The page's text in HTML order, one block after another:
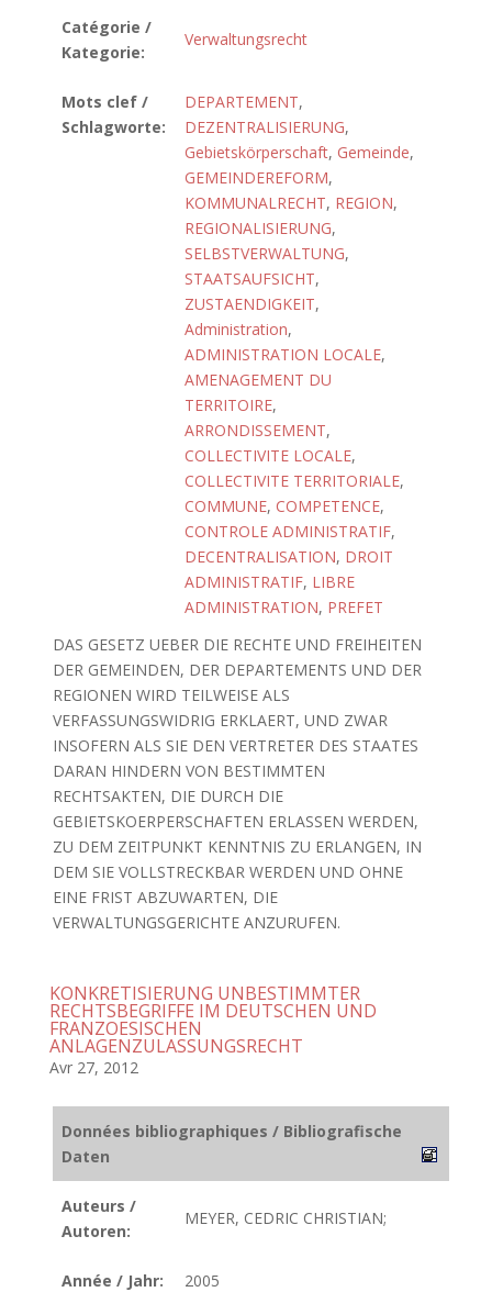
Catégorie /
Kategorie:
Verwaltungsrecht
Mots clef /
Schlagworte:
DEPARTEMENT,
DEZENTRALISIERUNG,
Gebietskörperschaft, Gemeinde,
GEMEINDEREFORM,
KOMMUNALRECHT, REGION,
REGIONALISIERUNG,
SELBSTVERWALTUNG,
STAATSAUFSICHT,
ZUSTAENDIGKEIT,
Administration,
ADMINISTRATION LOCALE,
AMENAGEMENT DU
TERRITOIRE,
ARRONDISSEMENT,
COLLECTIVITE LOCALE,
COLLECTIVITE TERRITORIALE,
COMMUNE, COMPETENCE,
CONTROLE ADMINISTRATIF,
DECENTRALISATION, DROIT
ADMINISTRATIF, LIBRE
ADMINISTRATION, PREFET
DAS GESETZ UEBER DIE RECHTE UND FREIHEITEN
DER GEMEINDEN, DER DEPARTEMENTS UND DER
REGIONEN WIRD TEILWEISE ALS
VERFASSUNGSWIDRIG ERKLAERT, UND ZWAR
INSOFERN ALS SIE DEN VERTRETER DES STAATES
DARAN HINDERN VON BESTIMMTEN
RECHTSAKTEN, DIE DURCH DIE
GEBIETSKOERPERSCHAFTEN ERLASSEN WERDEN,
ZU DEM ZEITPUNKT KENNTNIS ZU ERLANGEN, IN
DEM SIE VOLLSTRECKBAR WERDEN UND OHNE
EINE FRIST ABZUWARTEN, DIE
VERWALTUNGSGERICHTE ANZURUFEN.
KONKRETISIERUNG UNBESTIMMTER
RECHTSBEGRIFFE IM DEUTSCHEN UND
FRANZOESISCHEN
ANLAGENZULASSUNGSRECHT
Avr 27, 2012
Données bibliographiques / Bibliografische
Daten
Auteurs /
Autoren:
MEYER, CEDRIC CHRISTIAN;
Année / Jahr: 2005